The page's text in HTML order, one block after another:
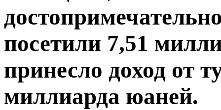
посетили 7,51
принесло доход от
миллиарда юаней.